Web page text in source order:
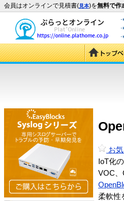
会員はオンラインで見積書(見本)を無料で作
お
IoT化
VOC、
柔軟性